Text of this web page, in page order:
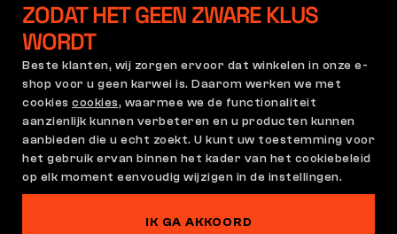
Sweatshirts
Registratie voor B2B
Algemene Voorwaarden
Klachtenregeling en
Garantiebeleid
Cookie-instellingen
GDPR
Nederland | Nederlands
ZODAT HET GEEN ZWARE KLUS
WORDT
Beste klanten, wij zorgen ervoor dat winkelen in onze e-
shop voor u geen karwei is. Daarom werken we met
cookies cookies, waarmee we de functionaliteit
aanzienlijk kunnen verbeteren en u producten kunnen
aanbieden die u echt zoekt. U kunt uw toestemming voor
het gebruik ervan binnen het kader van het cookiebeleid
op elk moment eenvoudig wijzigen in de instellingen.
IK GA AKKOORD